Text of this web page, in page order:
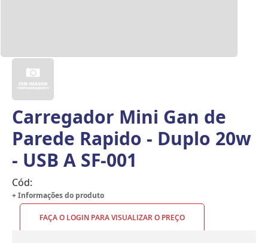
Carregador Mini Gan de
Parede Rapido - Duplo 20w
- USB A SF-001
Cód:
+ Informações do produto
FAÇA O LOGIN PARA VISUALIZAR O PREÇO